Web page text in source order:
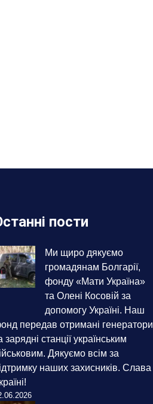
пости
Ми щиро дякуємо
громадянам Болгарії,
фонду «Мати Україна»
та Олені Косовій за
допомогу Україні. Наш
передав отримані генератори
зарядні станції українським
Дякуємо всім за
наших захисників. Слава